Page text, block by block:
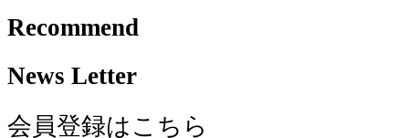
Recommend
News Letter
会員登録はこちら